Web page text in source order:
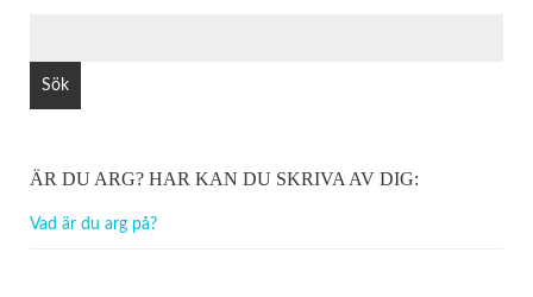
ÄR DU ARG? HAR KAN DU SKRIVA AV DIG:
Vad är du arg på?